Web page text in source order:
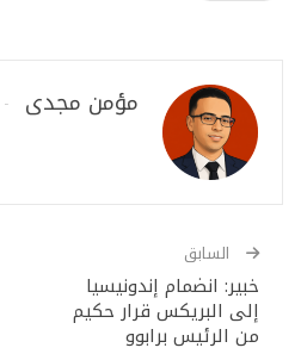
مؤمن مجدى
السابق
خبير: انضمام إندونيسيا
إلى البريكس قرار حكيم
من الرئيس برابوو